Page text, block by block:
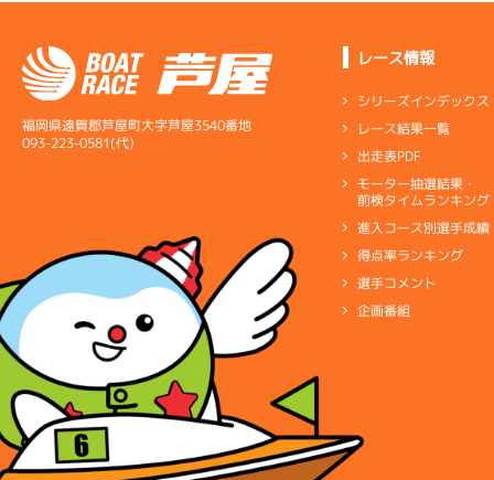
福岡県遠賀郡芦屋町大字芦屋3540番地
093-223-0581(代)
レース情報
シリーズインデックス
レース結果一覧
出走表PDF
モーター抽選結果・
前検タイムランキング
進入コース別選手成績
得点率ランキング
選手コメント
企画番組